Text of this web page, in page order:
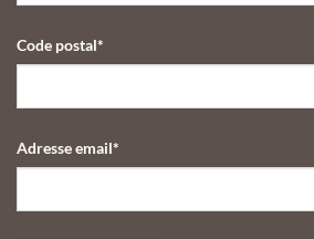
Code postal*
Adresse email*